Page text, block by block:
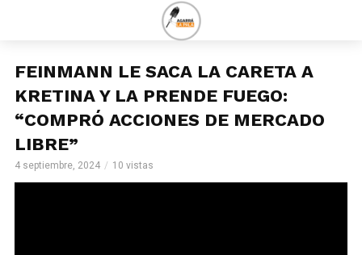
FEINMANN LE SACA LA CARETA A
KRETINA Y LA PRENDE FUEGO:
“COMPRÓ ACCIONES DE MERCADO
LIBRE”
4 septiembre, 2024 10 vistas